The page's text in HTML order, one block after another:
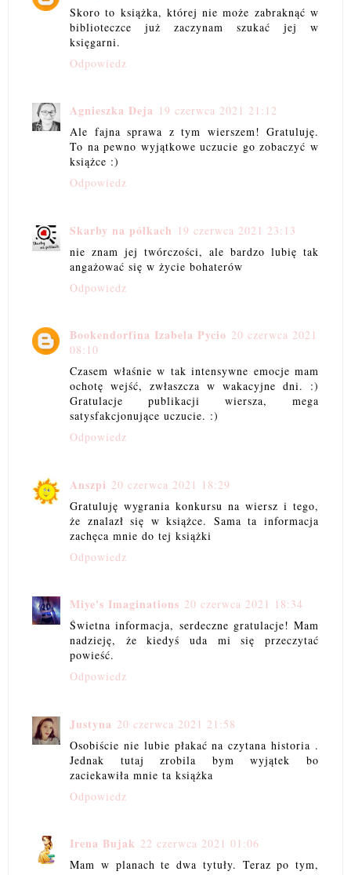
Skoro to książka, której nie może zabraknąć w
biblioteczce już zaczynam szukać jej w
księgarni.
Odpowiedz
Agnieszka Deja 19 czerwca 2021 21:12
Ale fajna sprawa z tym wierszem! Gratuluję.
To na pewno wyjątkowe uczucie go zobaczyć w
książce :)
Odpowiedz
Skarby na półkach 19 czerwca 2021 23:13
nie znam jej twórczości, ale bardzo lubię tak
angażować się w życie bohaterów
Odpowiedz
Bookendorfina Izabela Pycio 20 czerwca 2021
08:10
Czasem właśnie w tak intensywne emocje mam
ochotę wejść, zwłaszcza w wakacyjne dni. :)
Gratulacje publikacji wiersza, mega
satysfakcjonujące uczucie. :)
Odpowiedz
Anszpi 20 czerwca 2021 18:29
Gratuluję wygrania konkursu na wiersz i tego,
że znalazł się w książce. Sama ta informacja
zachęca mnie do tej książki
Odpowiedz
Miye's Imaginations 20 czerwca 2021 18:34
Świetna informacja, serdeczne gratulacje! Mam
nadzieję, że kiedyś uda mi się przeczytać
powieść.
Odpowiedz
Justyna 20 czerwca 2021 21:58
Osobiście nie lubie płakać na czytana historia .
Jednak tutaj zrobila bym wyjątek bo
zaciekawiła mnie ta książka
Odpowiedz
Irena Bujak 22 czerwca 2021 01:06
Mam w planach te dwa tytuły. Teraz po tym,